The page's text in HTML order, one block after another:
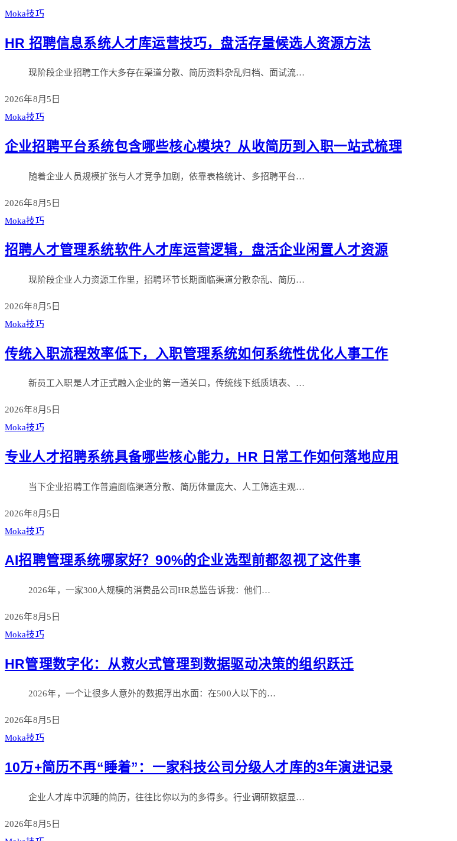
Moka技巧
HR 招聘信息系统人才库运营技巧，盘活存量候选人资源方法
现阶段企业招聘工作大多存在渠道分散、简历资料杂乱归档、面试流…
2026年8月5日
Moka技巧
企业招聘平台系统包含哪些核心模块？从收简历到入职一站式梳理
随着企业人员规模扩张与人才竞争加剧，依靠表格统计、多招聘平台…
2026年8月5日
Moka技巧
招聘人才管理系统软件人才库运营逻辑，盘活企业闲置人才资源
现阶段企业人力资源工作里，招聘环节长期面临渠道分散杂乱、简历…
2026年8月5日
Moka技巧
传统入职流程效率低下，入职管理系统如何系统性优化人事工作
新员工入职是人才正式融入企业的第一道关口，传统线下纸质填表、…
2026年8月5日
Moka技巧
专业人才招聘系统具备哪些核心能力，HR 日常工作如何落地应用
当下企业招聘工作普遍面临渠道分散、简历体量庞大、人工筛选主观…
2026年8月5日
Moka技巧
AI招聘管理系统哪家好？90%的企业选型前都忽视了这件事
2026年，一家300人规模的消费品公司HR总监告诉我：他们…
2026年8月5日
Moka技巧
HR管理数字化：从救火式管理到数据驱动决策的组织跃迁
2026年，一个让很多人意外的数据浮出水面：在500人以下的…
2026年8月5日
Moka技巧
10万+简历不再“睡着”：一家科技公司分级人才库的3年演进记录
企业人才库中沉睡的简历，往往比你以为的多得多。行业调研数据显…
2026年8月5日